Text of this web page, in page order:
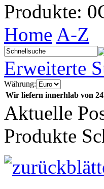
Produkte: 0
Home A-Z
Erweiterte
Währung:
Wir liefern innerhlab von
Aktuelle
Produkte